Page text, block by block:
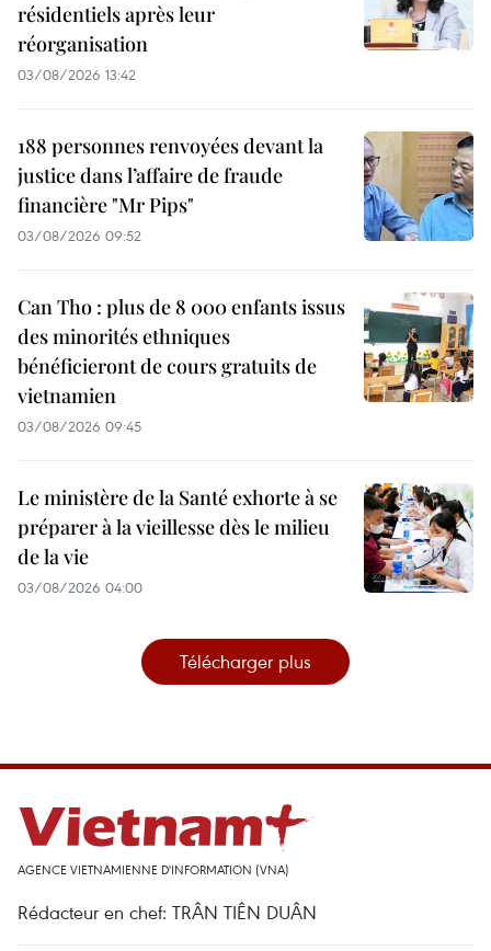
résidentiels après leur
réorganisation
03/08/2026 13:42
188 personnes renvoyées devant la
justice dans l’affaire de fraude
financière "Mr Pips"
03/08/2026 09:52
Can Tho : plus de 8 000 enfants issus
des minorités ethniques
bénéficieront de cours gratuits de
vietnamien
03/08/2026 09:45
Le ministère de la Santé exhorte à se
préparer à la vieillesse dès le milieu
de la vie
03/08/2026 04:00
Télécharger plus
AGENCE VIETNAMIENNE D'INFORMATION (VNA)
Rédacteur en chef: TRÂN TIÊN DUÂN